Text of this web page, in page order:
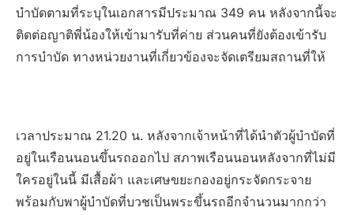
บำบัดตามที่ระบุในเอกสารมีประมาณ 349 คน หลังจากนี้จะ
ติดต่อญาติพี่น้องให้เข้ามารับที่ค่าย ส่วนคนที่ยังต้องเข้ารับ
การบำบัด ทางหน่วยงานที่เกี่ยวข้องจะจัดเตรียมสถานที่ให้
เวลาประมาณ 21.20 น. หลังจากเจ้าหน้าที่ได้นำตัวผู้บำบัดที่
อยู่ในเรือนนอนขึ้นรถออกไป สภาพเรือนนอนหลังจากที่ไม่มี
ใครอยู่ในนี้ มีเสื้อผ้า และเศษขยะกองอยู่กระจัดกระจาย
พร้อมกับพาผู้บำบัดที่บวชเป็นพระขึ้นรถอีกจำนวนมากกว่า